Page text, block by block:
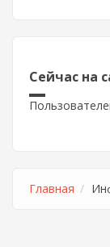
Сейчас на
Главная